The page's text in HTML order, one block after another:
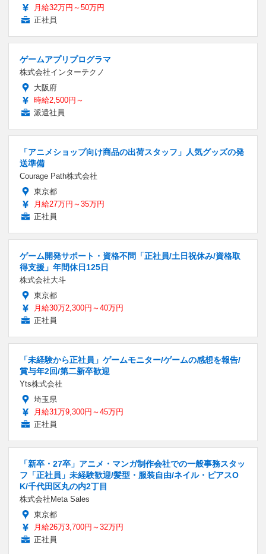
月給32万円～50万円
正社員
ゲームアプリプログラマ
株式会社インターテクノ
大阪府
時給2,500円～
派遣社員
「アニメショップ向け商品の出荷スタッフ」人気グッズの発
送準備
Courage Path株式会社
東京都
月給27万円～35万円
正社員
ゲーム開発サポート・資格不問「正社員/土日祝休み/資格取
得支援」年間休日125日
株式会社大斗
東京都
月給30万2,300円～40万円
正社員
「未経験から正社員」ゲームモニター/ゲームの感想を報告/
賞与年2回/第二新卒歓迎
Yts株式会社
埼玉県
月給31万9,300円～45万円
正社員
「新卒・27卒」アニメ・マンガ制作会社での一般事務スタッ
フ「正社員」未経験歓迎/髪型・服装自由/ネイル・ピアスO
K/千代田区丸の内2丁目
株式会社Meta Sales
東京都
月給26万3,700円～32万円
正社員